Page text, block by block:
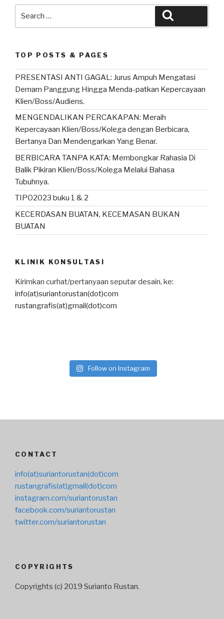
A
p
b
o
k
TOP POSTS & PAGES
PRESENTASI ANTI GAGAL: Jurus Ampuh Mengatasi
Demam Panggung Hingga Menda-patkan Kepercayaan
Klien/Boss/Audiens.
MENGENDALIKAN PERCAKAPAN: Meraih
Kepercayaan Klien/Boss/Kolega dengan Berbicara,
Bertanya Dan Mendengarkan Yang Benar.
BERBICARA TANPA KATA: Membongkar Rahasia Di
Balik Pikiran Klien/Boss/Kolega Melalui Bahasa
Tubuhnya.
TIPO2023 buku 1 & 2
KECERDASAN BUATAN, KECEMASAN BUKAN
BUATAN
KLINIK KONSULTASI
Kirimkan curhat/pertanyaan seputar desain, ke:
info(at)suriantorustan(dot)com
rustangrafis(at)gmail(dot)com
Follow on Instagram
CONTACT
info(at)suriantorustan(dot)com
rustangrafis(at)gmail(dot)com
instagram.com/suriantorustan
facebook.com/suriantorustan
twitter.com/suriantorustan
COPYRIGHTS
Copyrights (c) 2019 Surianto Rustan.